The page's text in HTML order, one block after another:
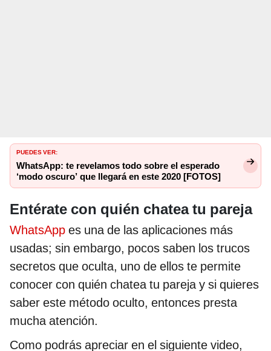
PUEDES VER:
WhatsApp: te revelamos todo sobre el esperado
‘modo oscuro’ que llegará en este 2020 [FOTOS]
Entérate con quién chatea tu pareja
WhatsApp es una de las aplicaciones más
usadas; sin embargo, pocos saben los trucos
secretos que oculta, uno de ellos te permite
conocer con quién chatea tu pareja y si quieres
saber este método oculto, entonces presta
mucha atención.
Como podrás apreciar en el siguiente video,